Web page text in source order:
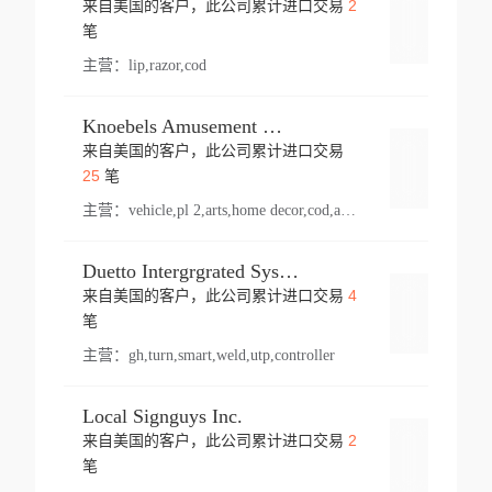
来自美国的客户，此公司累计进口交易 2
笔
主营： lip,razor,cod
Knoebels Amusement Resort
来自美国的客户，此公司累计进口交易
25笔
主营： vehicle,pl 2,arts,home decor,cod,amusement ride,sea
Duetto Intergrgrated Systems Inc.
来自美国的客户，此公司累计进口交易 4
笔
主营： gh,turn,smart,weld,utp,controller
Local Signguys Inc.
来自美国的客户，此公司累计进口交易 2
笔